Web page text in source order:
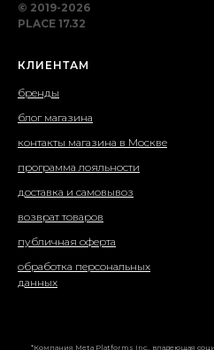
© 2019-2026
PLACE 17.32
КЛИЕНТАМ
бренды
блог магазина
контакты магазина в Москве
программа лояльности
доставка и самовывоз
возврат товаров
публичная оферта
обработка персональных
данных
*Компания Meta Platforms Inc., владеющая